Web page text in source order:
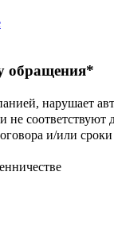
обращения*
нарушает
соответствуют
и/или сроки